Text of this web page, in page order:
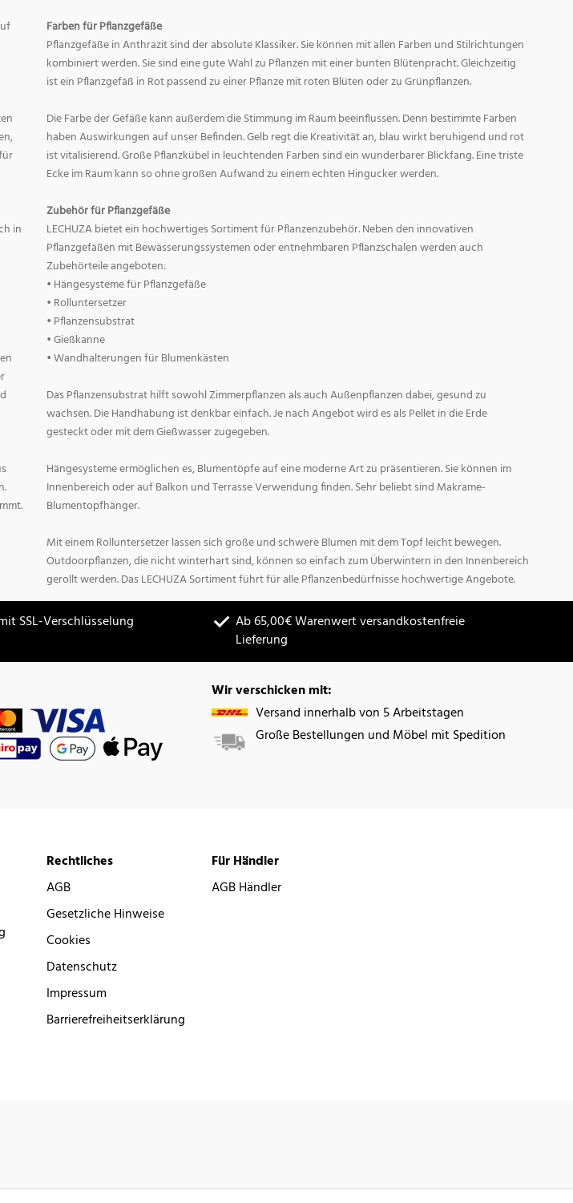
in
Farben für Pflanzgefäße
Pflanzgefäße in Anthrazit sind der absolute Klassiker. Sie können mit allen Farben und Stilrichtungen
kombiniert werden. Sie sind eine gute Wahl zu Pflanzen mit einer bunten Blütenpracht. Gleichzeitig
ist ein Pflanzgefäß in Rot passend zu einer Pflanze mit roten Blüten oder zu Grünpflanzen.
Die Farbe der Gefäße kann außerdem die Stimmung im Raum beeinflussen. Denn bestimmte Farben
haben Auswirkungen auf unser Befinden. Gelb regt die Kreativität an, blau wirkt beruhigend und rot
ist vitalisierend. Große Pflanzkübel in leuchtenden Farben sind ein wunderbarer Blickfang. Eine triste
Ecke im Raum kann so ohne großen Aufwand zu einem echten Hingucker werden.
Zubehör für Pflanzgefäße
LECHUZA bietet ein hochwertiges Sortiment für Pflanzenzubehör. Neben den innovativen
Pflanzgefäßen mit Bewässerungssystemen oder entnehmbaren Pflanzschalen werden auch
Zubehörteile angeboten:
• Hängesysteme für Pflanzgefäße
• Rolluntersetzer
• Pflanzensubstrat
• Gießkanne
• Wandhalterungen für Blumenkästen
Das Pflanzensubstrat hilft sowohl Zimmerpflanzen als auch Außenpflanzen dabei, gesund zu
wachsen. Die Handhabung ist denkbar einfach. Je nach Angebot wird es als Pellet in die Erde
gesteckt oder mit dem Gießwasser zugegeben.
Hängesysteme ermöglichen es, Blumentöpfe auf eine moderne Art zu präsentieren. Sie können im
Innenbereich oder auf Balkon und Terrasse Verwendung finden. Sehr beliebt sind Makrame-
Blumentopfhänger.
Mit einem Rolluntersetzer lassen sich große und schwere Blumen mit dem Topf leicht bewegen.
Outdoorpflanzen, die nicht winterhart sind, können so einfach zum Überwintern in den Innenbereich
gerollt werden. Das LECHUZA Sortiment führt für alle Pflanzenbedürfnisse hochwertige Angebote.
SSL-Verschlüsselung
Ab 65,00€ Warenwert versandkostenfreie
Lieferung
Wir verschicken mit:
Versand innerhalb von 5 Arbeitstagen
Große Bestellungen und Möbel mit Spedition
Rechtliches
AGB
Gesetzliche Hinweise
Cookies
Datenschutz
Impressum
Barrierefreiheitserklärung
Für Händler
AGB Händler